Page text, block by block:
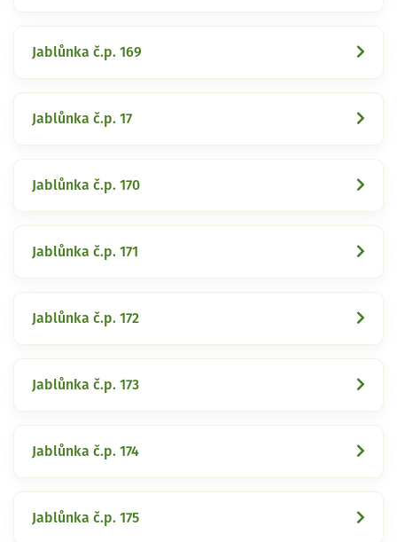
Jablůnka č.p. 169
Jablůnka č.p. 17
Jablůnka č.p. 170
Jablůnka č.p. 171
Jablůnka č.p. 172
Jablůnka č.p. 173
Jablůnka č.p. 174
Jablůnka č.p. 175